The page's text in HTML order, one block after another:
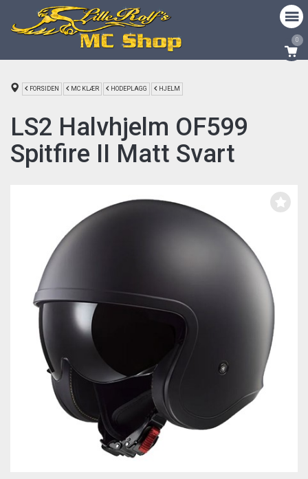
0
FORSIDEN MC KLÆR HODEPLAGG HJELM
LS2 Halvhjelm OF599
Spitfire II Matt Svart